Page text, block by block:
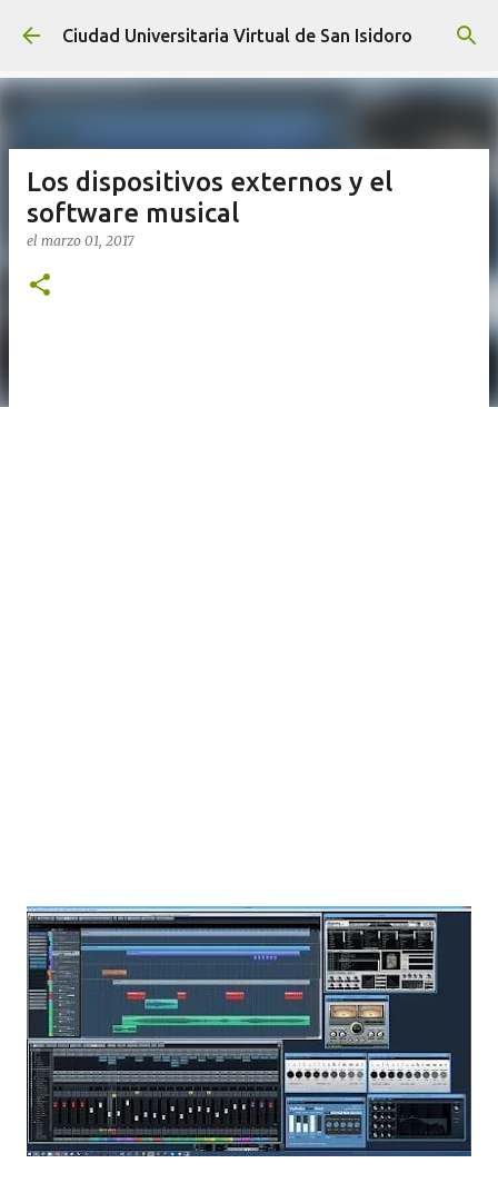
Ir al contenido principal
Ciudad Universitaria Virtual de San Isidoro
Los dispositivos externos y el
software musical
el marzo 01, 2017